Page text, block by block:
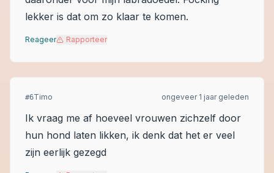
lekker is dat om zo klaar te komen.
Reageer Rapporteer
#6Timo ongeveer 1 jaar geleden
Ik vraag me af hoeveel vrouwen zichzelf door
hun hond laten likken, ik denk dat het er veel
zijn eerlijk gezegd